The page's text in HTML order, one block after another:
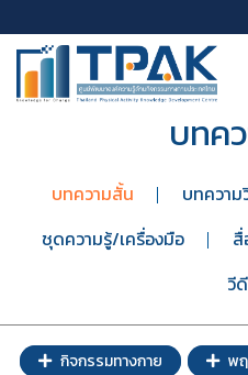
บทค
บทความสั้น บทความ
ชุดความรู้/เครื่องมือ
วี
กิจกรรมทางกาย พ